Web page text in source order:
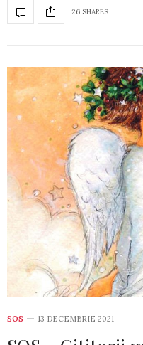
26 SHARES
SOS 13 DECEMBRIE 2021